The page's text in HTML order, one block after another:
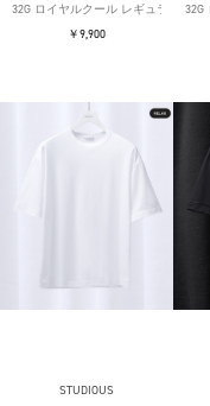
32G ロイヤルクール レギュラーTシ
￥9,900
32G
STUDIOUS